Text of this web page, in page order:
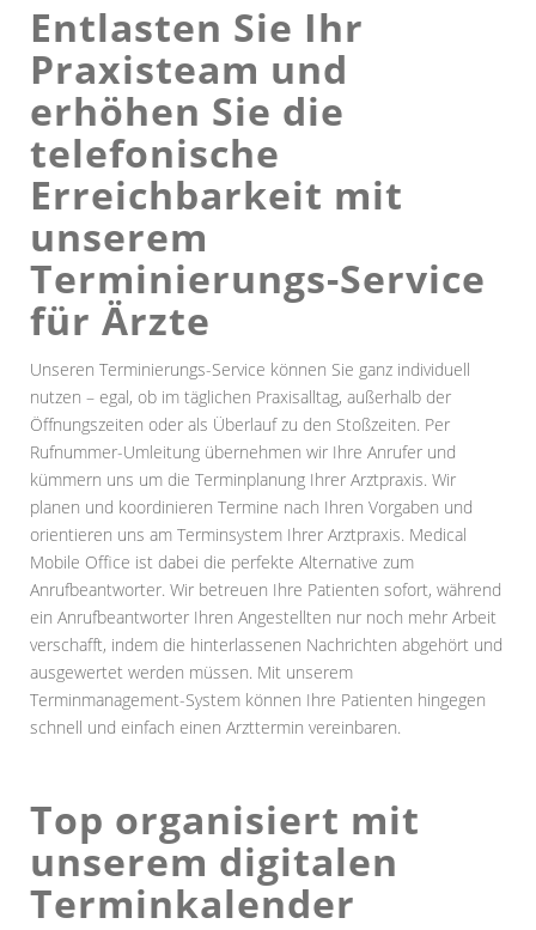
Entlasten Sie Ihr
Praxisteam und
erhöhen Sie die
telefonische
Erreichbarkeit mit
unserem
Terminierungs-Service
für Ärzte
Unseren Terminierungs-Service können Sie ganz individuell
nutzen – egal, ob im täglichen Praxisalltag, außerhalb der
Öffnungszeiten oder als Überlauf zu den Stoßzeiten. Per
Rufnummer-Umleitung übernehmen wir Ihre Anrufer und
kümmern uns um die Terminplanung Ihrer Arztpraxis. Wir
planen und koordinieren Termine nach Ihren Vorgaben und
orientieren uns am Terminsystem Ihrer Arztpraxis. Medical
Mobile Office ist dabei die perfekte Alternative zum
Anrufbeantworter. Wir betreuen Ihre Patienten sofort, während
ein Anrufbeantworter Ihren Angestellten nur noch mehr Arbeit
verschafft, indem die hinterlassenen Nachrichten abgehört und
ausgewertet werden müssen. Mit unserem
Terminmanagement-System können Ihre Patienten hingegen
schnell und einfach einen Arzttermin vereinbaren.
Top organisiert mit
unserem digitalen
Terminkalender